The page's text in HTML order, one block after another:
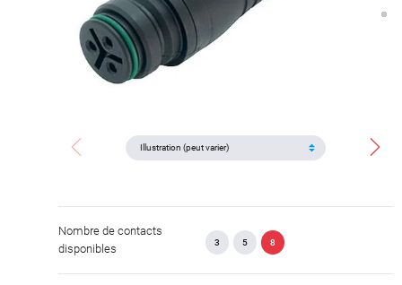
Nombre de contacts
disponibles
3 5 8